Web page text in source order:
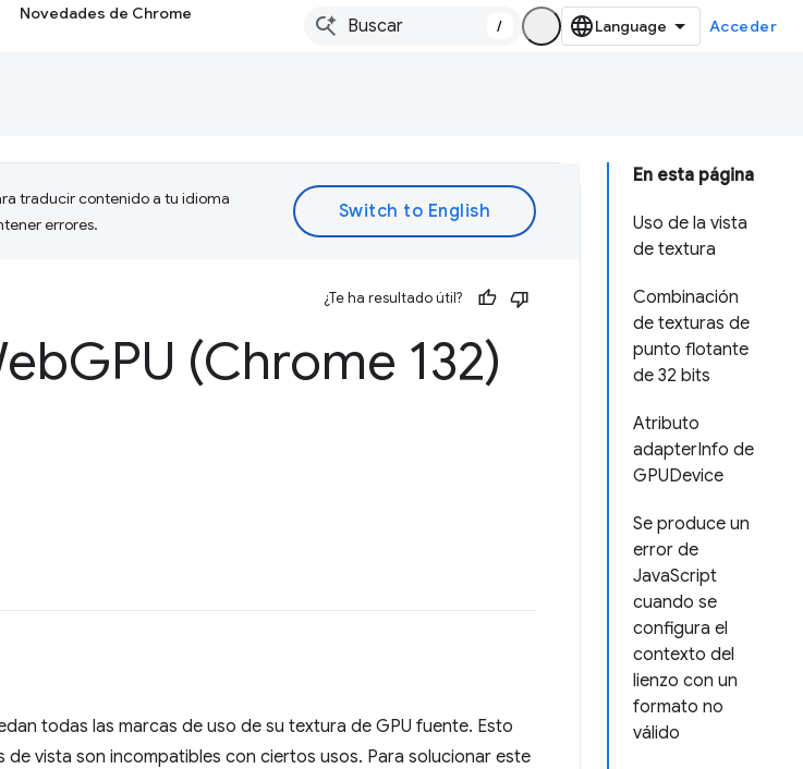
Novedades de Chrome
/ Acceder
En esta página
Uso de la vista
de textura
Combinación
de texturas de
punto flotante
de 32 bits
Atributo
adapterInfo de
GPUDevice
Se produce un
error de
JavaScript
cuando se
configura el
contexto del
lienzo con un
formato no
válido
traducir contenido a tu idioma
errores.
¿Te ha resultado útil?
GPU (Chrome 132)
todas las marcas de uso de su textura de GPU fuente. Esto
vista son incompatibles con ciertos usos. Para solucionar este